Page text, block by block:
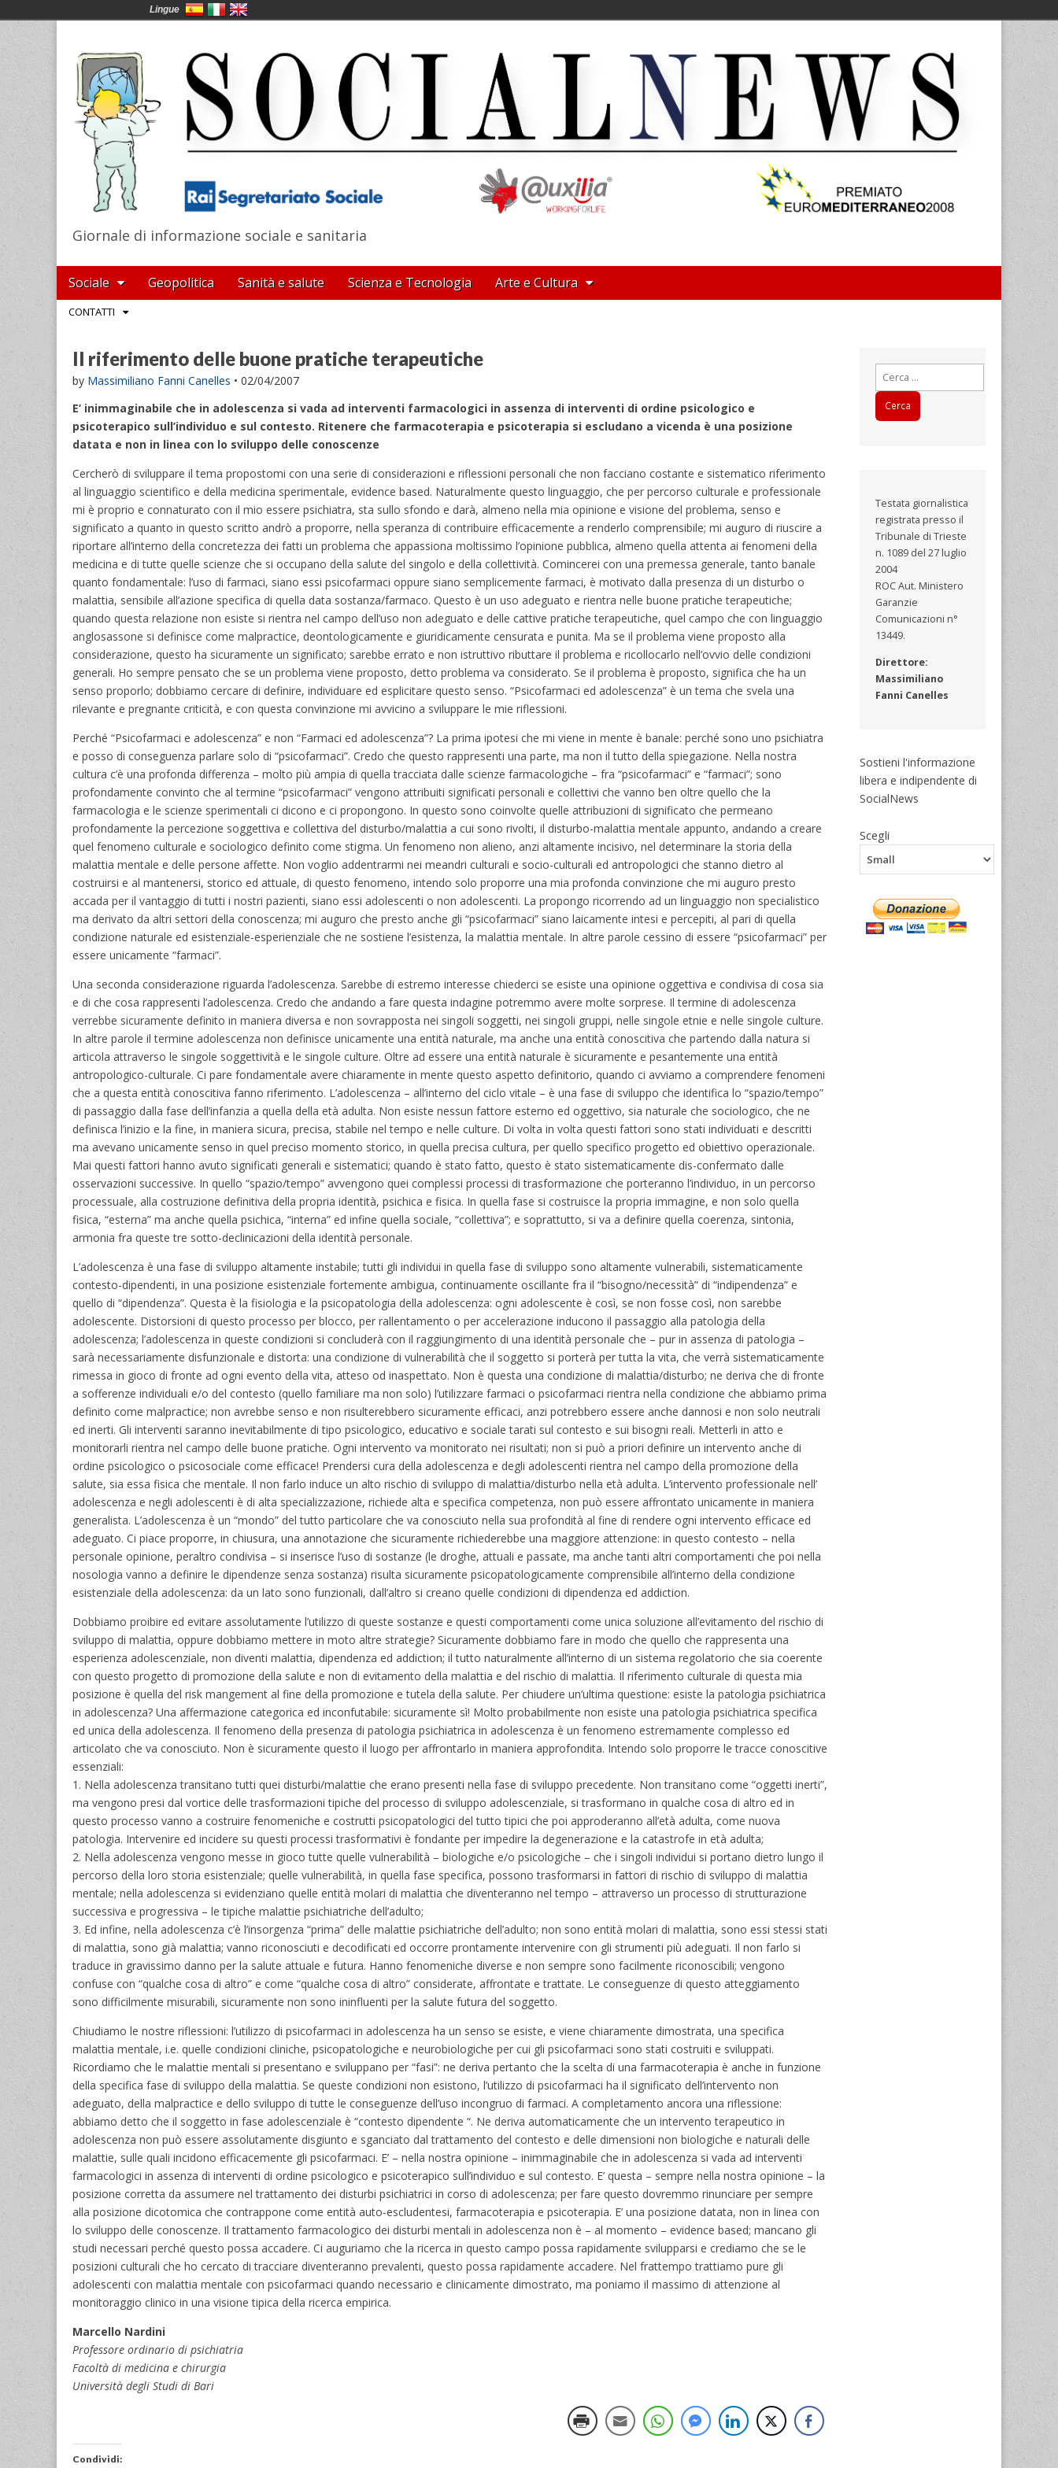
SocialNews
Giornale di informazione sociale e sanitaria
Main
menu
Skip
to
content
Sociale Geopolitica Sanità e salute Scienza e Tecnologia Arte e Cultura
SubCONTATTI
Il riferimento delle buone pratiche terapeutiche
by Massimiliano Fanni Canelles • 02/04/2007
E’ inimmaginabile che in adolescenza si vada ad interventi farmacologici in assenza di interventi di ordine psicologico e
psicoterapico sull’individuo e sul contesto. Ritenere che farmacoterapia e psicoterapia si escludano a vicenda è una posizione
datata e non in linea con lo sviluppo delle conoscenze
Cercherò di sviluppare il tema propostomi con una serie di considerazioni e riflessioni personali che non facciano costante e sistematico riferimento
al linguaggio scientifico e della medicina sperimentale, evidence based. Naturalmente questo linguaggio, che per percorso culturale e professionale
mi è proprio e connaturato con il mio essere psichiatra, sta sullo sfondo e darà, almeno nella mia opinione e visione del problema, senso e
significato a quanto in questo scritto andrò a proporre, nella speranza di contribuire efficacemente a renderlo comprensibile; mi auguro di riuscire a
riportare all’interno della concretezza dei fatti un problema che appassiona moltissimo l’opinione pubblica, almeno quella attenta ai fenomeni della
medicina e di tutte quelle scienze che si occupano della salute del singolo e della collettività. Comincerei con una premessa generale, tanto banale
quanto fondamentale: l’uso di farmaci, siano essi psicofarmaci oppure siano semplicemente farmaci, è motivato dalla presenza di un disturbo o
malattia, sensibile all’azione specifica di quella data sostanza/farmaco. Questo è un uso adeguato e rientra nelle buone pratiche terapeutiche;
quando questa relazione non esiste si rientra nel campo dell’uso non adeguato e delle cattive pratiche terapeutiche, quel campo che con linguaggio
anglosassone si definisce come malpractice, deontologicamente e giuridicamente censurata e punita. Ma se il problema viene proposto alla
considerazione, questo ha sicuramente un significato; sarebbe errato e non istruttivo ributtare il problema e ricollocarlo nell’ovvio delle condizioni
generali. Ho sempre pensato che se un problema viene proposto, detto problema va considerato. Se il problema è proposto, significa che ha un
senso proporlo; dobbiamo cercare di definire, individuare ed esplicitare questo senso. “Psicofarmaci ed adolescenza” è un tema che svela una
rilevante e pregnante criticità, e con questa convinzione mi avvicino a sviluppare le mie riflessioni.
Perché “Psicofarmaci e adolescenza” e non “Farmaci ed adolescenza”? La prima ipotesi che mi viene in mente è banale: perché sono uno psichiatra
e posso di conseguenza parlare solo di “psicofarmaci”. Credo che questo rappresenti una parte, ma non il tutto della spiegazione. Nella nostra
cultura c’è una profonda differenza – molto più ampia di quella tracciata dalle scienze farmacologiche – fra “psicofarmaci” e “farmaci”; sono
profondamente convinto che al termine “psicofarmaci” vengono attribuiti significati personali e collettivi che vanno ben oltre quello che la
farmacologia e le scienze sperimentali ci dicono e ci propongono. In questo sono coinvolte quelle attribuzioni di significato che permeano
profondamente la percezione soggettiva e collettiva del disturbo/malattia a cui sono rivolti, il disturbo-malattia mentale appunto, andando a creare
quel fenomeno culturale e sociologico definito come stigma. Un fenomeno non alieno, anzi altamente incisivo, nel determinare la storia della
malattia mentale e delle persone affette. Non voglio addentrarmi nei meandri culturali e socio-culturali ed antropologici che stanno dietro al
costruirsi e al mantenersi, storico ed attuale, di questo fenomeno, intendo solo proporre una mia profonda convinzione che mi auguro presto
accada per il vantaggio di tutti i nostri pazienti, siano essi adolescenti o non adolescenti. La propongo ricorrendo ad un linguaggio non specialistico
ma derivato da altri settori della conoscenza; mi auguro che presto anche gli “psicofarmaci” siano laicamente intesi e percepiti, al pari di quella
condizione naturale ed esistenziale-esperienziale che ne sostiene l’esistenza, la malattia mentale. In altre parole cessino di essere “psicofarmaci” per
essere unicamente “farmaci”.
Una seconda considerazione riguarda l’adolescenza. Sarebbe di estremo interesse chiederci se esiste una opinione oggettiva e condivisa di cosa sia
e di che cosa rappresenti l’adolescenza. Credo che andando a fare questa indagine potremmo avere molte sorprese. Il termine di adolescenza
verrebbe sicuramente definito in maniera diversa e non sovrapposta nei singoli soggetti, nei singoli gruppi, nelle singole etnie e nelle singole culture.
In altre parole il termine adolescenza non definisce unicamente una entità naturale, ma anche una entità conoscitiva che partendo dalla natura si
articola attraverso le singole soggettività e le singole culture. Oltre ad essere una entità naturale è sicuramente e pesantemente una entità
antropologico-culturale. Ci pare fondamentale avere chiaramente in mente questo aspetto definitorio, quando ci avviamo a comprendere fenomeni
che a questa entità conoscitiva fanno riferimento. L’adolescenza – all’interno del ciclo vitale – è una fase di sviluppo che identifica lo “spazio/tempo”
di passaggio dalla fase dell’infanzia a quella della età adulta. Non esiste nessun fattore esterno ed oggettivo, sia naturale che sociologico, che ne
definisca l’inizio e la fine, in maniera sicura, precisa, stabile nel tempo e nelle culture. Di volta in volta questi fattori sono stati individuati e descritti
ma avevano unicamente senso in quel preciso momento storico, in quella precisa cultura, per quello specifico progetto ed obiettivo operazionale.
Mai questi fattori hanno avuto significati generali e sistematici; quando è stato fatto, questo è stato sistematicamente dis-confermato dalle
osservazioni successive. In quello “spazio/tempo” avvengono quei complessi processi di trasformazione che porteranno l’individuo, in un percorso
processuale, alla costruzione definitiva della propria identità, psichica e fisica. In quella fase si costruisce la propria immagine, e non solo quella
fisica, “esterna” ma anche quella psichica, “interna” ed infine quella sociale, “collettiva”; e soprattutto, si va a definire quella coerenza, sintonia,
armonia fra queste tre sotto-declinicazioni della identità personale.
L’adolescenza è una fase di sviluppo altamente instabile; tutti gli individui in quella fase di sviluppo sono altamente vulnerabili, sistematicamente
contesto-dipendenti, in una posizione esistenziale fortemente ambigua, continuamente oscillante fra il “bisogno/necessità” di “indipendenza” e
quello di “dipendenza”. Questa è la fisiologia e la psicopatologia della adolescenza: ogni adolescente è così, se non fosse così, non sarebbe
adolescente. Distorsioni di questo processo per blocco, per rallentamento o per accelerazione inducono il passaggio alla patologia della
adolescenza; l’adolescenza in queste condizioni si concluderà con il raggiungimento di una identità personale che – pur in assenza di patologia –
sarà necessariamente disfunzionale e distorta: una condizione di vulnerabilità che il soggetto si porterà per tutta la vita, che verrà sistematicamente
rimessa in gioco di fronte ad ogni evento della vita, atteso od inaspettato. Non è questa una condizione di malattia/disturbo; ne deriva che di fronte
a sofferenze individuali e/o del contesto (quello familiare ma non solo) l’utilizzare farmaci o psicofarmaci rientra nella condizione che abbiamo prima
definito come malpractice; non avrebbe senso e non risulterebbero sicuramente efficaci, anzi potrebbero essere anche dannosi e non solo neutrali
ed inerti. Gli interventi saranno inevitabilmente di tipo psicologico, educativo e sociale tarati sul contesto e sui bisogni reali. Metterli in atto e
monitorarli rientra nel campo delle buone pratiche. Ogni intervento va monitorato nei risultati; non si può a priori definire un intervento anche di
ordine psicologico o psicosociale come efficace! Prendersi cura della adolescenza e degli adolescenti rientra nel campo della promozione della
salute, sia essa fisica che mentale. Il non farlo induce un alto rischio di sviluppo di malattia/disturbo nella età adulta. L’intervento professionale nell’
adolescenza e negli adolescenti è di alta specializzazione, richiede alta e specifica competenza, non può essere affrontato unicamente in maniera
generalista. L’adolescenza è un “mondo” del tutto particolare che va conosciuto nella sua profondità al fine di rendere ogni intervento efficace ed
adeguato. Ci piace proporre, in chiusura, una annotazione che sicuramente richiederebbe una maggiore attenzione: in questo contesto – nella
personale opinione, peraltro condivisa – si inserisce l’uso di sostanze (le droghe, attuali e passate, ma anche tanti altri comportamenti che poi nella
nosologia vanno a definire le dipendenze senza sostanza) risulta sicuramente psicopatologicamente comprensibile all’interno della condizione
esistenziale della adolescenza: da un lato sono funzionali, dall’altro si creano quelle condizioni di dipendenza ed addiction.
Dobbiamo proibire ed evitare assolutamente l’utilizzo di queste sostanze e questi comportamenti come unica soluzione all’evitamento del rischio di
sviluppo di malattia, oppure dobbiamo mettere in moto altre strategie? Sicuramente dobbiamo fare in modo che quello che rappresenta una
esperienza adolescenziale, non diventi malattia, dipendenza ed addiction; il tutto naturalmente all’interno di un sistema regolatorio che sia coerente
con questo progetto di promozione della salute e non di evitamento della malattia e del rischio di malattia. Il riferimento culturale di questa mia
posizione è quella del risk mangement al fine della promozione e tutela della salute. Per chiudere un’ultima questione: esiste la patologia psichiatrica
in adolescenza? Una affermazione categorica ed inconfutabile: sicuramente sì! Molto probabilmente non esiste una patologia psichiatrica specifica
ed unica della adolescenza. Il fenomeno della presenza di patologia psichiatrica in adolescenza è un fenomeno estremamente complesso ed
articolato che va conosciuto. Non è sicuramente questo il luogo per affrontarlo in maniera approfondita. Intendo solo proporre le tracce conoscitive
essenziali:
1. Nella adolescenza transitano tutti quei disturbi/malattie che erano presenti nella fase di sviluppo precedente. Non transitano come “oggetti inerti”,
ma vengono presi dal vortice delle trasformazioni tipiche del processo di sviluppo adolescenziale, si trasformano in qualche cosa di altro ed in
questo processo vanno a costruire fenomeniche e costrutti psicopatologici del tutto tipici che poi approderanno all’età adulta, come nuova
patologia. Intervenire ed incidere su questi processi trasformativi è fondante per impedire la degenerazione e la catastrofe in età adulta;
2. Nella adolescenza vengono messe in gioco tutte quelle vulnerabilità – biologiche e/o psicologiche – che i singoli individui si portano dietro lungo il
percorso della loro storia esistenziale; quelle vulnerabilità, in quella fase specifica, possono trasformarsi in fattori di rischio di sviluppo di malattia
mentale; nella adolescenza si evidenziano quelle entità molari di malattia che diventeranno nel tempo – attraverso un processo di strutturazione
successiva e progressiva – le tipiche malattie psichiatriche dell’adulto;
3. Ed infine, nella adolescenza c’è l’insorgenza “prima” delle malattie psichiatriche dell’adulto; non sono entità molari di malattia, sono essi stessi stati
di malattia, sono già malattia; vanno riconosciuti e decodificati ed occorre prontamente intervenire con gli strumenti più adeguati. Il non farlo si
traduce in gravissimo danno per la salute attuale e futura. Hanno fenomeniche diverse e non sempre sono facilmente riconoscibili; vengono
confuse con “qualche cosa di altro” e come “qualche cosa di altro” considerate, affrontate e trattate. Le conseguenze di questo atteggiamento
sono difficilmente misurabili, sicuramente non sono ininfluenti per la salute futura del soggetto.
Chiudiamo le nostre riflessioni: l’utilizzo di psicofarmaci in adolescenza ha un senso se esiste, e viene chiaramente dimostrata, una specifica
malattia mentale, i.e. quelle condizioni cliniche, psicopatologiche e neurobiologiche per cui gli psicofarmaci sono stati costruiti e sviluppati.
Ricordiamo che le malattie mentali si presentano e sviluppano per “fasi”: ne deriva pertanto che la scelta di una farmacoterapia è anche in funzione
della specifica fase di sviluppo della malattia. Se queste condizioni non esistono, l’utilizzo di psicofarmaci ha il significato dell’intervento non
adeguato, della malpractice e dello sviluppo di tutte le conseguenze dell’uso incongruo di farmaci. A completamento ancora una riflessione:
abbiamo detto che il soggetto in fase adolescenziale è “contesto dipendente “. Ne deriva automaticamente che un intervento terapeutico in
adolescenza non può essere assolutamente disgiunto e sganciato dal trattamento del contesto e delle dimensioni non biologiche e naturali delle
malattie, sulle quali incidono efficacemente gli psicofarmaci. E’ – nella nostra opinione – inimmaginabile che in adolescenza si vada ad interventi
farmacologici in assenza di interventi di ordine psicologico e psicoterapico sull’individuo e sul contesto. E’ questa – sempre nella nostra opinione – la
posizione corretta da assumere nel trattamento dei disturbi psichiatrici in corso di adolescenza; per fare questo dovremmo rinunciare per sempre
alla posizione dicotomica che contrappone come entità auto-escludentesi, farmacoterapia e psicoterapia. E’ una posizione datata, non in linea con
lo sviluppo delle conoscenze. Il trattamento farmacologico dei disturbi mentali in adolescenza non è – al momento – evidence based; mancano gli
studi necessari perché questo possa accadere. Ci auguriamo che la ricerca in questo campo possa rapidamente svilupparsi e crediamo che se le
posizioni culturali che ho cercato di tracciare diventeranno prevalenti, questo possa rapidamente accadere. Nel frattempo trattiamo pure gli
adolescenti con malattia mentale con psicofarmaci quando necessario e clinicamente dimostrato, ma poniamo il massimo di attenzione al
monitoraggio clinico in una visione tipica della ricerca empirica.
Marcello Nardini
Professore ordinario di psichiatria
Facoltà di medicina e chirurgia
Università degli Studi di Bari
Condividi:
Ricerca
per:
Testata giornalistica
registrata presso il
Tribunale di Trieste
n. 1089 del 27 luglio
2004
ROC Aut. Ministero
Garanzie
Comunicazioni n°
13449.
Direttore:
Massimiliano
Fanni Canelles
Sostieni l'informazione
libera e indipendente di
SocialNews
Scegli
Lingue